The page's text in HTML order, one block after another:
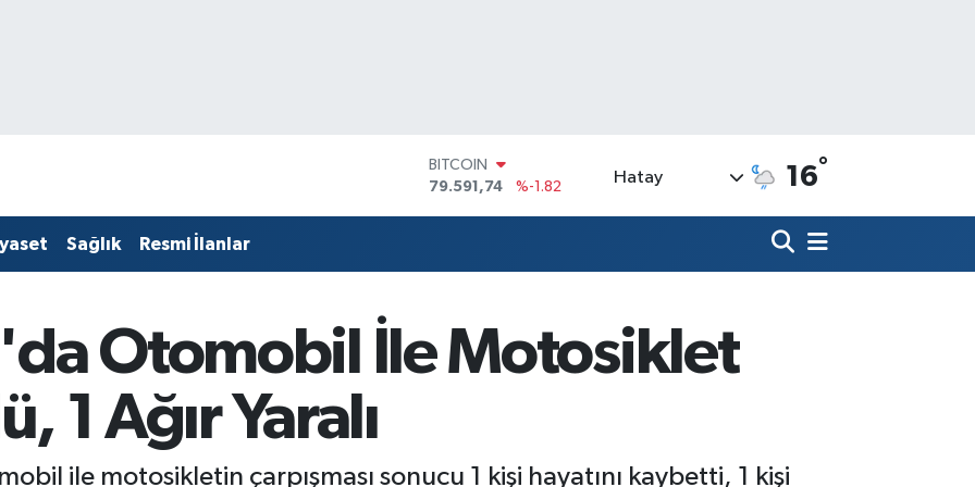
DOLAR
45,43620
%0.02
61,60380
%0.18
BİST100
14.598,00
%0
Hatay 16°
Sağlık Resmi İlanlar
Otomobil İle Motosiklet
1 Ağır Yaralı
ile motosikletin çarpışması sonucu 1 kişi hayatını kaybetti, 1 kişi